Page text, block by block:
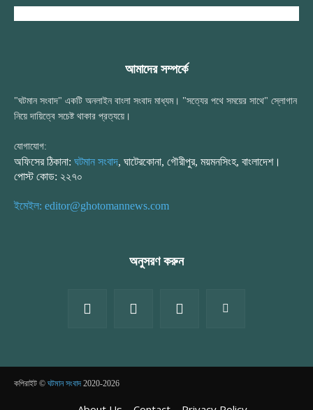
আমাদের সম্পর্কে
"ঘটমান সংবাদ" একটি অনলাইন বাংলা সংবাদ মাধ্যম। "সত্যের পথে সময়ের সাথে" স্লোগান
নিয়ে দায়িত্বে সচেষ্ট থাকার প্রত্যয়ে।
যোগাযোগ:
অফিসের ঠিকানা: ঘটমান সংবাদ, ঘাটেরকোনা, গৌরীপুর, ময়মনসিংহ, বাংলাদেশ।
পোস্ট কোড: ২২৭০
ইমেইল: editor@ghotomannews.com
অনুসরণ করুন
কপিরাইট © ঘটমান সংবাদ2020-2026